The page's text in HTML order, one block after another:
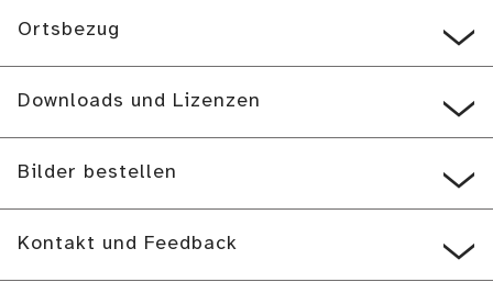
Ortsbezug
Downloads und Lizenzen
Bilder bestellen
Kontakt und Feedback